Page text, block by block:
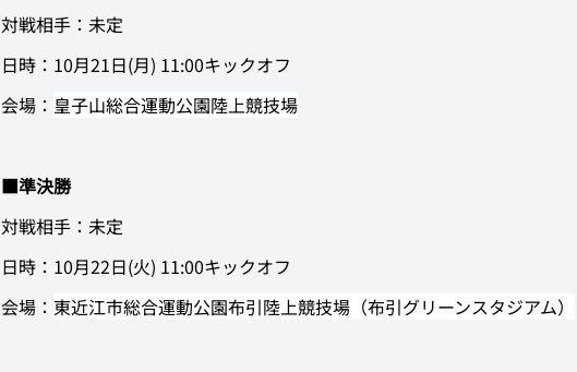
対戦相手：未定
日時：10月21日(月) 11:00キックオフ
会場： 皇子山総合運動公園陸上競技場
■準決勝
対戦相手：未定
日時：10月22日(火) 11:00キックオフ
会場： 東近江市総合運動公園布引陸上競技場（布引グリーンスタジアム）